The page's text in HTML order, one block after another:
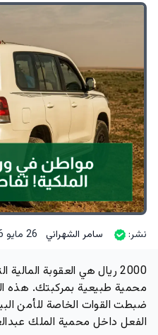
نشر: سامر الشهراني 26 مايو 2026 الساعة 04:40 مساءاً
2000 ريال هي العقوبة
محمية طبيعية بمركبتك. هذه
ضبطت القوات الخاصة للأمن
الفعل داخل محمية الملك